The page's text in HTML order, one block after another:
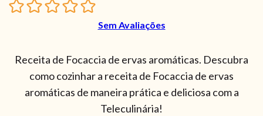
Sem Avaliações
Receita de Focaccia de ervas aromáticas. Descubra
como cozinhar a receita de Focaccia de ervas
aromáticas de maneira prática e deliciosa com a
Teleculinária!